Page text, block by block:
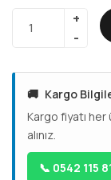
🚚 Kargo
Kargo fiyatı her
alınız.
📞 0542 115